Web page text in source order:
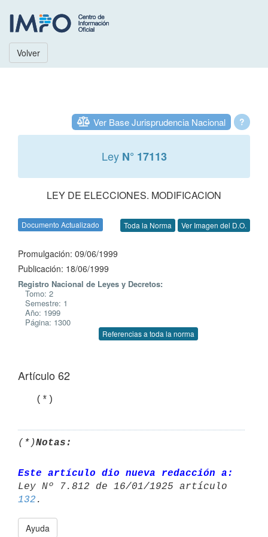
Volver
?
Ver Base Jurisprudencia Nacional
Ley N° 17113
LEY DE ELECCIONES. MODIFICACION
Documento Actualizado Toda la Norma Ver Imagen del D.O.
Promulgación: 09/06/1999
Publicación: 18/06/1999
Registro Nacional de Leyes y Decretos:
Tomo: 2
Semestre: 1
Año: 1999
Página: 1300
Referencias a toda la norma
Artículo 62
(*)Notas:
Este artículo dio nueva redacción a:
Ley Nº 7.812 de 16/01/1925 artículo
132
Ayuda